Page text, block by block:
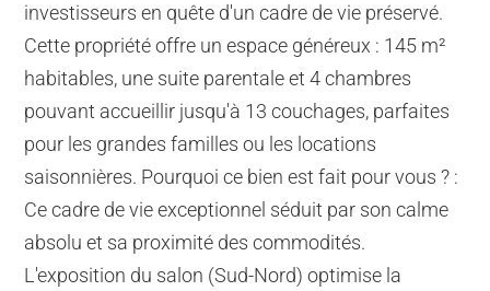
investisseurs en quête d'un cadre de vie préservé.
Cette propriété offre un espace généreux : 145 m²
habitables, une suite parentale et 4 chambres
pouvant accueillir jusqu'à 13 couchages, parfaites
pour les grandes familles ou les locations
saisonnières. Pourquoi ce bien est fait pour vous ? :
Ce cadre de vie exceptionnel séduit par son calme
absolu et sa proximité des commodités.
L'exposition du salon (Sud-Nord) optimise la